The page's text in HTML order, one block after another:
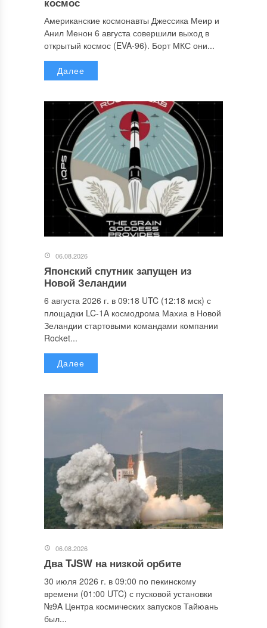
Американские космонавты Джессика Меир и
Анил Менон 6 августа совершили выход в
открытый космос (EVA-96). Борт МКС они...
Далее
06.08.2026
Японский спутник запущен из
Новой Зеландии
6 августа 2026 г. в 09:18 UTC (12:18 мск) с
площадки LC-1A космодрома Махиа в Новой
Зеландии стартовыми командами компании
Rocket...
Далее
06.08.2026
Два TJSW на низкой орбите
30 июля 2026 г. в 09:00 по пекинскому
времени (01:00 UTC) с пусковой установки
№9A Центра космических запусков Тайюань
был...